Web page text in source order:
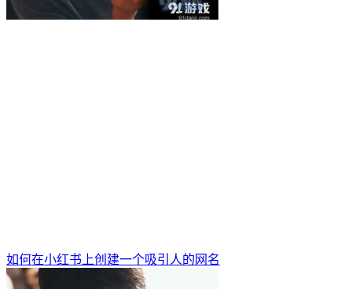
如何在小红书上创建一个吸引人的网名